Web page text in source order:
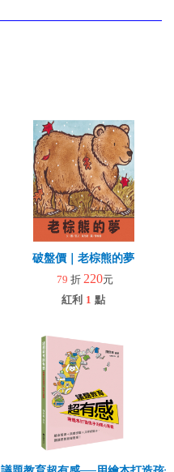
破盤價｜老棕熊的夢
79 折 220元
紅利 1 點